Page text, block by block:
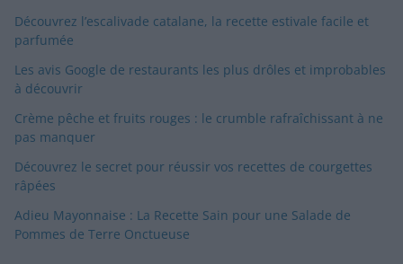
Découvrez l’escalivade catalane, la recette estivale facile et
parfumée
Les avis Google de restaurants les plus drôles et improbables
à découvrir
Crème pêche et fruits rouges : le crumble rafraîchissant à ne
pas manquer
Découvrez le secret pour réussir vos recettes de courgettes
râpées
Adieu Mayonnaise : La Recette Sain pour une Salade de
Pommes de Terre Onctueuse